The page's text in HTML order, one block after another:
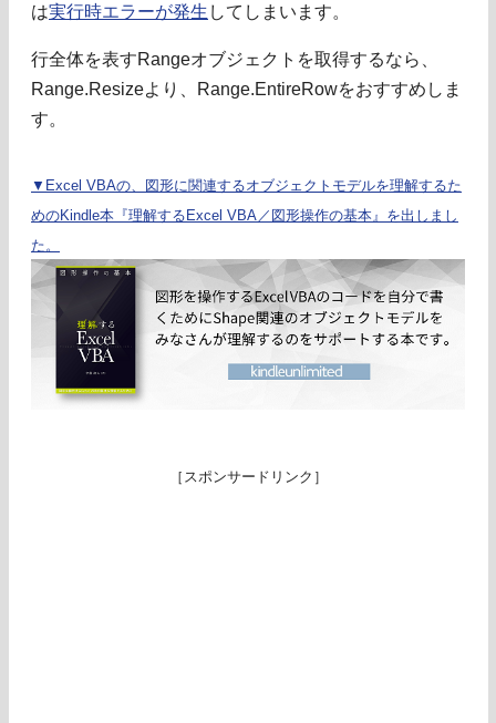
は実行時エラーが発生 してしまいます。
行全体を表すRangeオブジェクトを取得するなら、
Range.Resizeより、Range.EntireRowをおすすめしま
す。
▼Excel VBAの、図形に関連するオブジェクトモデルを理解するた
めのKindle本『理解するExcel VBA／図形操作の基本』を出しまし
た。
［スポンサードリンク］